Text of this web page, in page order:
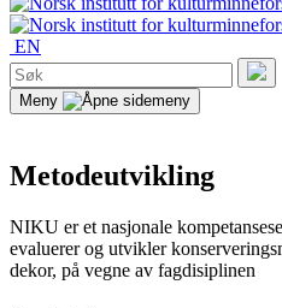
EN
Søk
etter:
Søk
Meny
Metodeutvikling
NIKU er et nasjonale
evaluerer og utvikler
dekor, på vegne av fagdisiplinen